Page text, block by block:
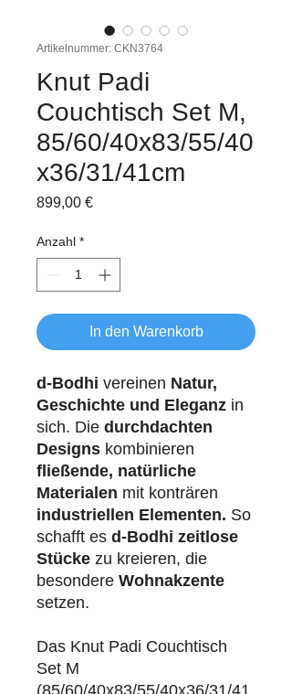
Artikelnummer: CKN3764
Knut Padi
Couchtisch Set M,
85/60/40x83/55/40
x36/31/41cm
899,00 €Preis
Anzahl *
In den Warenkorb
d-Bodhi vereinen Natur,
Geschichte und Eleganz in
sich. Die durchdachten
Designs kombinieren
fließende, natürliche
Materialen mit konträren
industriellen Elementen. So
schafft es d-Bodhi zeitlose
Stücke zu kreieren, die
besondere Wohnakzente
setzen.
Das Knut Padi Couchtisch
Set M
(85/60/40x83/55/40x36/31/41